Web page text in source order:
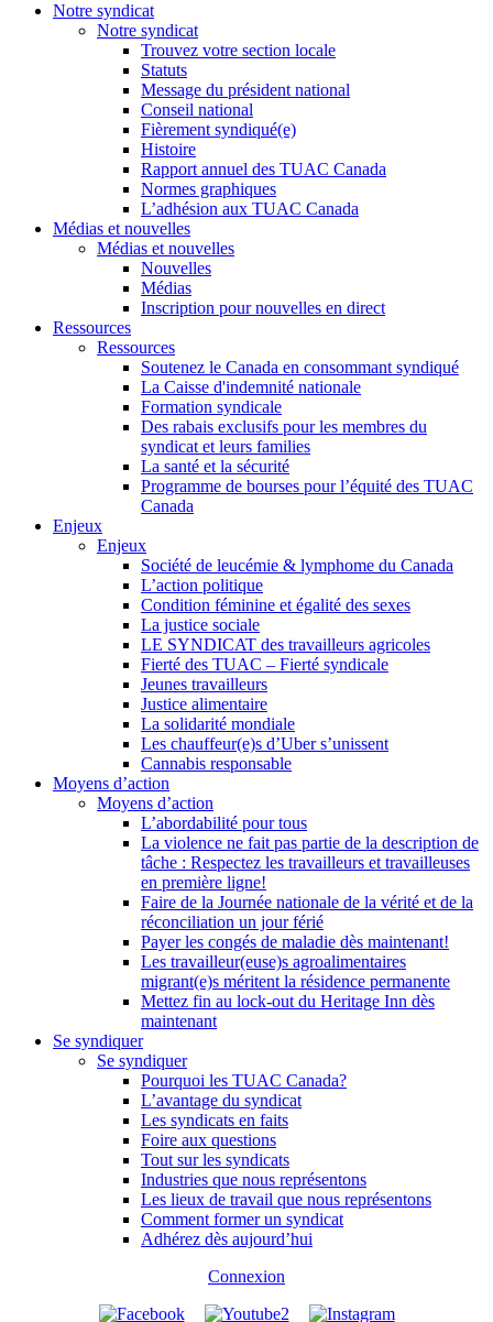
Notre syndicat
Notre syndicat
Trouvez votre section locale
Statuts
Message du président national
Conseil national
Fièrement syndiqué(e)
Histoire
Rapport annuel des TUAC Canada
Normes graphiques
L’adhésion aux TUAC Canada
Médias et nouvelles
Médias et nouvelles
Nouvelles
Médias
Inscription pour nouvelles en direct
Ressources
Ressources
Soutenez le Canada en consommant syndiqué
La Caisse d'indemnité nationale
Formation syndicale
Des rabais exclusifs pour les membres du
syndicat et leurs families
La santé et la sécurité
Programme de bourses pour l’équité des TUAC
Canada
Enjeux
Enjeux
Société de leucémie & lymphome du Canada
L’action politique
Condition féminine et égalité des sexes
La justice sociale
LE SYNDICAT des travailleurs agricoles
Fierté des TUAC – Fierté syndicale
Jeunes travailleurs
Justice alimentaire
La solidarité mondiale
Les chauffeur(e)s d’Uber s’unissent
Cannabis responsable
Moyens d’action
Moyens d’action
L’abordabilité pour tous
La violence ne fait pas partie de la description de
tâche : Respectez les travailleurs et travailleuses
en première ligne!
Faire de la Journée nationale de la vérité et de la
réconciliation un jour férié
Payer les congés de maladie dès maintenant!
Les travailleur(euse)s agroalimentaires
migrant(e)s méritent la résidence permanente
Mettez fin au lock-out du Heritage Inn dès
maintenant
Se syndiquer
Se syndiquer
Pourquoi les TUAC Canada?
L’avantage du syndicat
Les syndicats en faits
Foire aux questions
Tout sur les syndicats
Industries que nous représentons
Les lieux de travail que nous représentons
Comment former un syndicat
Adhérez dès aujourd’hui
Connexion